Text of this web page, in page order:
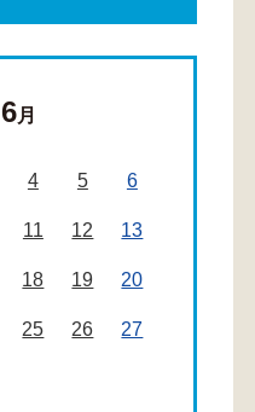
6月
4 5 6
11 12 13
18 19 20
25 26 27